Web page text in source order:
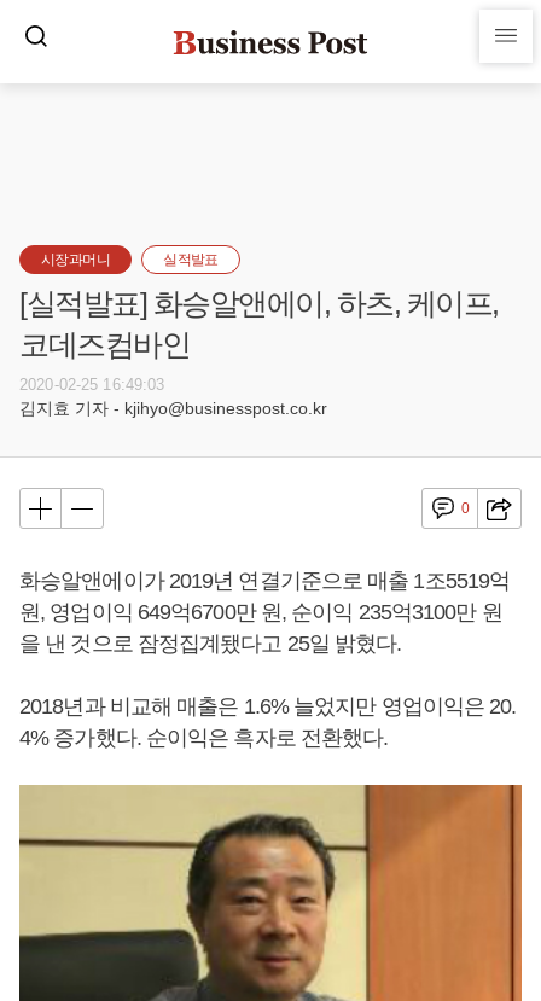
시장과머니 실적발표
[실적발표] 화승알앤에이, 하츠, 케이프,
코데즈컴바인
2020-02-25 16:49:03
김지효 기자 - kjihyo@businesspost.co.kr
0
화승알앤에이가 2019년 연결기준으로 매출 1조5519억
원, 영업이익 649억6700만 원, 순이익 235억3100만 원
을 낸 것으로 잠정집계됐다고 25일 밝혔다.
2018년과 비교해 매출은 1.6% 늘었지만 영업이익은 20.
4% 증가했다. 순이익은 흑자로 전환했다.